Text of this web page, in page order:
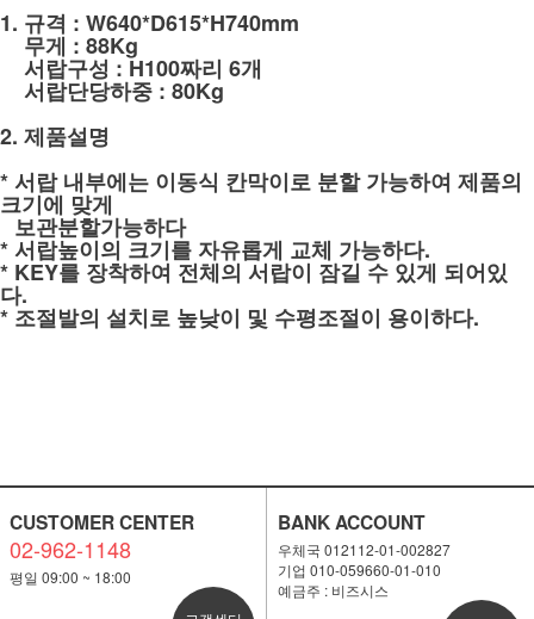
1. 규격 : W640*D615*H740mm
무게 : 88Kg
서랍구성 : H100짜리 6개
서랍단당하중 : 80Kg
2. 제품설명
* 서랍 내부에는 이동식 칸막이로 분할 가능하여 제품의
크기에 맞게
보관분할가능하다
* 서랍높이의 크기를 자유롭게 교체 가능하다.
* KEY를 장착하여 전체의 서랍이 잠길 수 있게 되어있
다.
* 조절발의 설치로 높낮이 및 수평조절이 용이하다.
CUSTOMER CENTER
02-962-1148
평일 09:00 ~ 18:00
BANK ACCOUNT
우체국 012112-01-002827
기업 010-059660-01-010
예금주 : 비즈시스